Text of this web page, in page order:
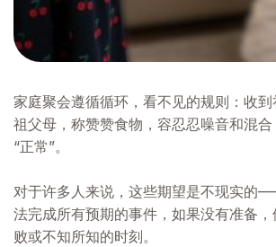
家庭聚会遵循循环，看不见的规则：收
祖父母，称赞赞食物，容忍忍噪音和混
“正常”。
对于许多人来说，这些期望是不现实的
法完成所有预期的事件，如果没有准备
败或不知所知的时刻。